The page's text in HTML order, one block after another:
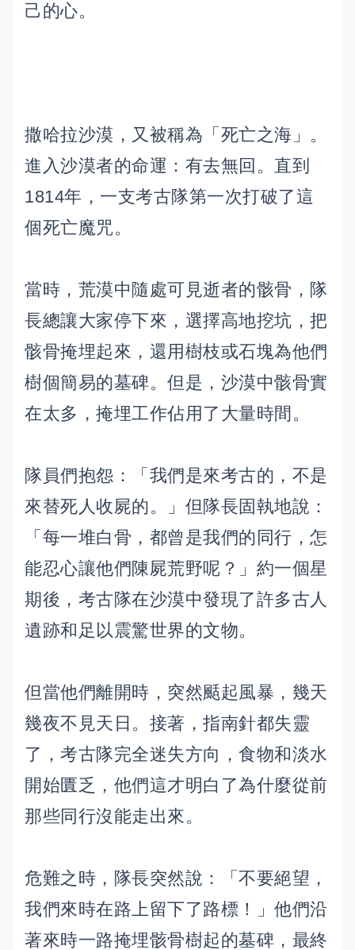
己的心。
撒哈拉沙漠，又被稱為「死亡之海」。
進入沙漠者的命運：有去無回。直到
1814年，一支考古隊第一次打破了這
個死亡魔咒。
當時，荒漠中隨處可見逝者的骸骨，隊
長總讓大家停下來，選擇高地挖坑，把
骸骨掩埋起來，還用樹枝或石塊為他們
樹個簡易的墓碑。但是，沙漠中骸骨實
在太多，掩埋工作佔用了大量時間。
隊員們抱怨：「我們是來考古的，不是
來替死人收屍的。」但隊長固執地說：
「每一堆白骨，都曾是我們的同行，怎
能忍心讓他們陳屍荒野呢？」約一個星
期後，考古隊在沙漠中發現了許多古人
遺跡和足以震驚世界的文物。
但當他們離開時，突然颳起風暴，幾天
幾夜不見天日。接著，指南針都失靈
了，考古隊完全迷失方向，食物和淡水
開始匱乏，他們這才明白了為什麼從前
那些同行沒能走出來。
危難之時，隊長突然說：「不要絕望，
我們來時在路上留下了路標！」他們沿
著來時一路掩埋骸骨樹起的墓碑，最終